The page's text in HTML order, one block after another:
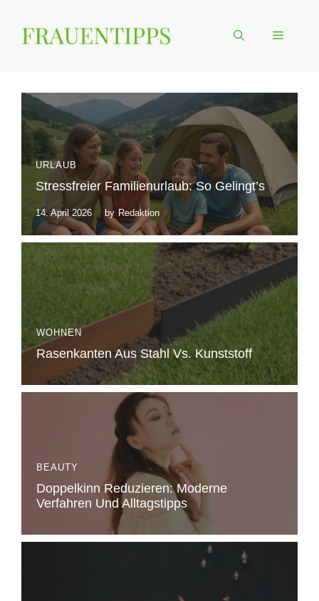
Inhalt
springen
Menü
URLAUB
Stressfreier Familienurlaub: So Gelingt’s
14. April 2026 by Redaktion
WOHNEN
Rasenkanten Aus Stahl Vs. Kunststoff
BEAUTY
Doppelkinn Reduzieren: Moderne
Verfahren Und Alltagstipps